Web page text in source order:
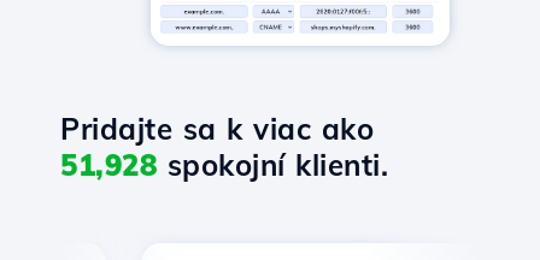
Pridajte sa k viac ako
51,928 spokojní klienti.